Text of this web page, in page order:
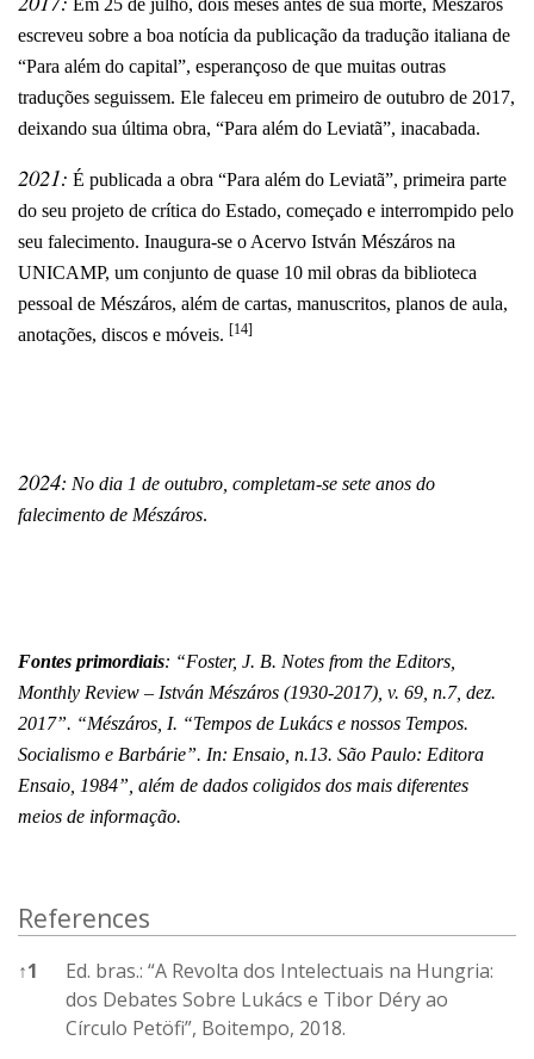
escreveu sobre a boa notícia da publicação da tradução italiana de
“Para além do capital”, esperançoso de que muitas outras
traduções seguissem. Ele faleceu em primeiro de outubro de 2017,
deixando sua última obra, “Para além do Leviatã”, inacabada.
2021: É publicada a obra “Para além do Leviatã”, primeira parte
do seu projeto de crítica do Estado, começado e interrompido pelo
seu falecimento. Inaugura-se o Acervo István Mészáros na
UNICAMP, um conjunto de quase 10 mil obras da biblioteca
pessoal de Mészáros, além de cartas, manuscritos, planos de aula,
anotações, discos e móveis. [14]
2024: No dia 1 de outubro, completam-se sete anos do
falecimento de Mészáros.
Fontes primordiais: “Foster, J. B. Notes from the Editors,
Monthly Review – István Mészáros (1930-2017), v. 69, n.7, dez.
2017”. “Mészáros, I. “Tempos de Lukács e nossos Tempos.
Socialismo e Barbárie”. In: Ensaio, n.13. São Paulo: Editora
Ensaio, 1984”, além de dados coligidos dos mais diferentes
meios de informação.
References
↑1
Ed. bras.: “A Revolta dos Intelectuais na Hungria:
dos Debates Sobre Lukács e Tibor Déry ao
Círculo Petöfi”, Boitempo, 2018.